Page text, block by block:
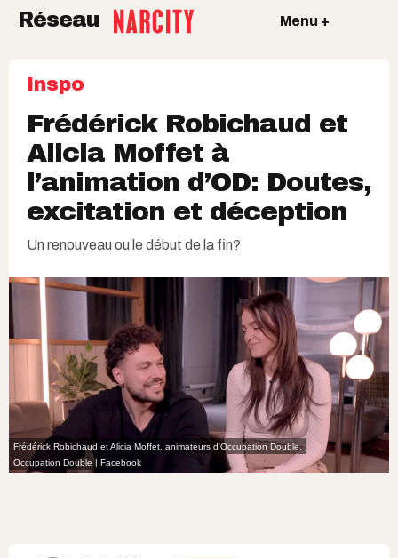
Réseau Menu +
Inspo
Frédérick Robichaud et
Alicia Moffet à
l’animation d’OD: Doutes,
excitation et déception
Un renouveau ou le début de la fin?
Frédérick Robichaud et Alicia Moffet, animateurs d'Occupation Double.
Occupation Double | Facebook